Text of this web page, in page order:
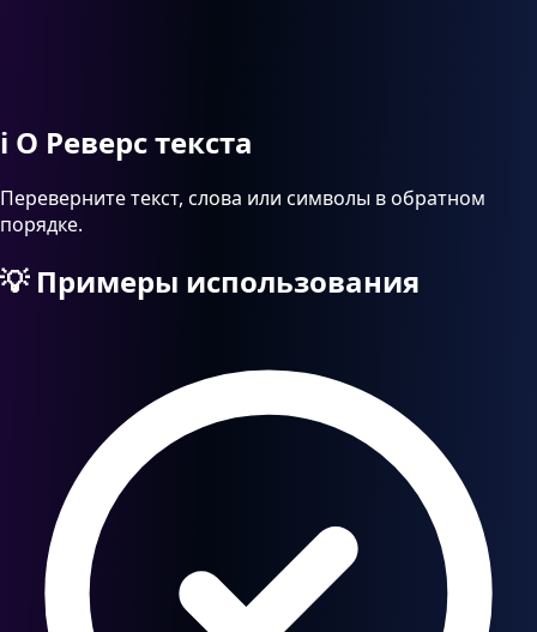
ℹ️ О Реверс текста
Переверните текст, слова или символы в обратном
порядке.
💡Примеры использования